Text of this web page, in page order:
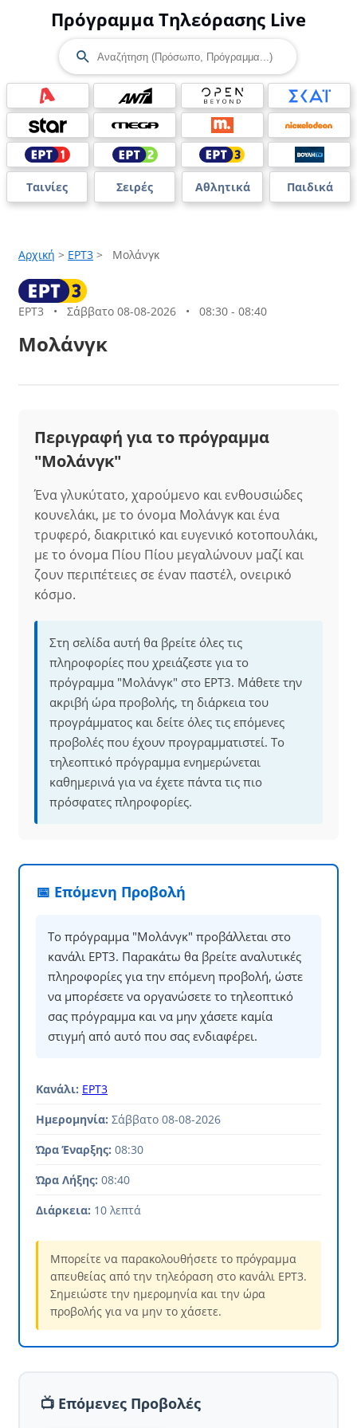
Πρόγραμμα Τηλεόρασης Live
Ταινίες Σειρές Αθλητικά Παιδικά
Αρχική > ΕΡΤ3 > Μολάνγκ
ΕΡΤ3 • Σάββατο 08-08-2026 • 08:30 - 08:40
Μολάνγκ
Περιγραφή για το πρόγραμμα
"Μολάνγκ"
Ένα γλυκύτατο, χαρούμενο και ενθουσιώδες
κουνελάκι, με το όνομα Μολάνγκ και ένα
τρυφερό, διακριτικό και ευγενικό κοτοπουλάκι,
με το όνομα Πίου Πίου μεγαλώνουν μαζί και
ζουν περιπέτειες σε έναν παστέλ, ονειρικό
κόσμο.
Στη σελίδα αυτή θα βρείτε όλες τις
πληροφορίες που χρειάζεστε για το
πρόγραμμα "Μολάνγκ" στο ΕΡΤ3. Μάθετε την
ακριβή ώρα προβολής, τη διάρκεια του
προγράμματος και δείτε όλες τις επόμενες
προβολές που έχουν προγραμματιστεί. Το
τηλεοπτικό πρόγραμμα ενημερώνεται
καθημερινά για να έχετε πάντα τις πιο
πρόσφατες πληροφορίες.
📅 Επόμενη Προβολή
Το πρόγραμμα "Μολάνγκ" προβάλλεται στο
κανάλι ΕΡΤ3. Παρακάτω θα βρείτε αναλυτικές
πληροφορίες για την επόμενη προβολή, ώστε
να μπορέσετε να οργανώσετε το τηλεοπτικό
σας πρόγραμμα και να μην χάσετε καμία
στιγμή από αυτό που σας ενδιαφέρει.
Κανάλι: ΕΡΤ3
Ημερομηνία: Σάββατο 08-08-2026
Ώρα Έναρξης: 08:30
Ώρα Λήξης: 08:40
Διάρκεια: 10 λεπτά
Μπορείτε να παρακολουθήσετε το πρόγραμμα
απευθείας από την τηλεόραση στο κανάλι ΕΡΤ3.
Σημειώστε την ημερομηνία και την ώρα
προβολής για να μην το χάσετε.
📺 Επόμενες Προβολές